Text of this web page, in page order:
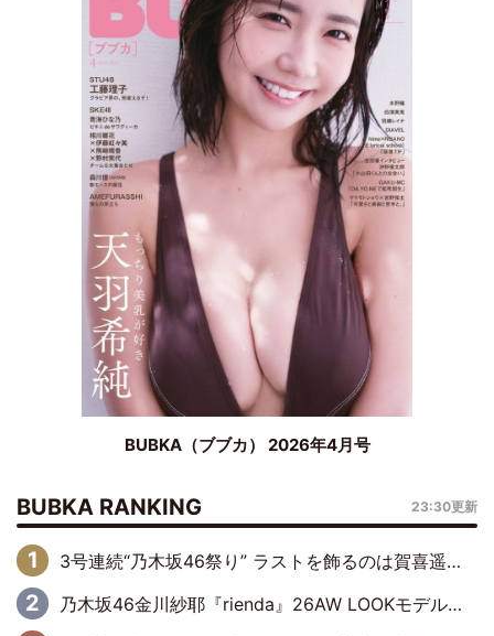
BUBKA（ブブカ） 2026年4月号
BUBKA RANKING 23:30更新
3号連続“乃木坂46祭り” ラストを飾るのは賀喜遥香…5年ぶりの登場に「5年分大人になった私を見ていただけたら」
乃木坂46金川紗耶『rienda』26AW LOOKモデルに就任